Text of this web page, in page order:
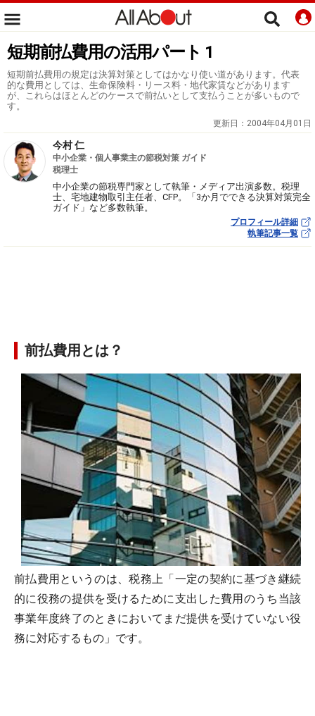
短期前払費用の活用パート 1
短期前払費用の規定は決算対策としてはかなり使い道があります。代表
的な費用としては、生命保険料・リース料・地代家賃などがあります
が、これらはほとんどのケースで前払いとして支払うことが多いもので
す。
更新日： 2004年04月01日
今村 仁
中小企業・個人事業主の節税対策 ガイド
税理士
中小企業の節税専門家として執筆・メディア出演多数。税理
士、宅地建物取引主任者、CFP。「3か月でできる決算対策完全
ガイド」など多数執筆。
プロフィール詳細
執筆記事一覧
前払費用とは？
前払費用というのは、税務上「一定の契約に基づき継続
的に役務の提供を受けるために支出した費用のうち当該
事業年度終了のときにおいてまだ提供を受けていない役
務に対応するもの」です。